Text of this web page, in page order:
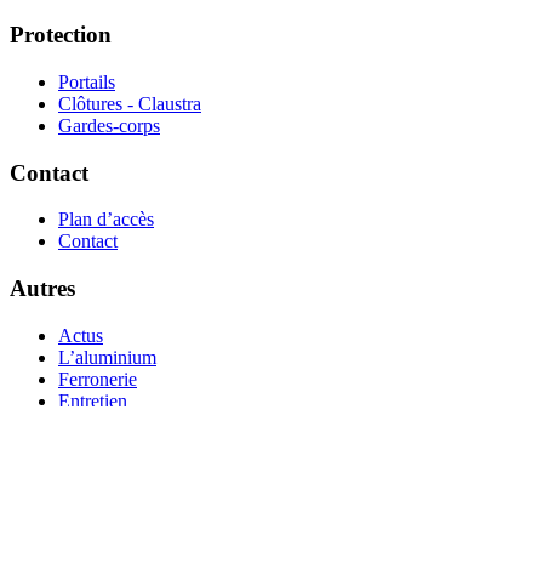
Protection
Portails
Clôtures - Claustra
Gardes-corps
Contact
Plan d’accès
Contact
Autres
Actus
L’aluminium
Ferronerie
Entretien